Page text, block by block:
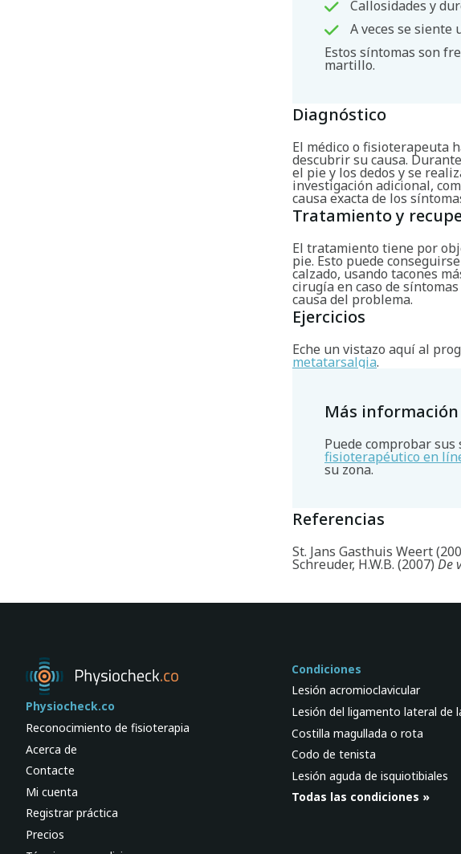
Buscar
Callosidades y
A veces se siente
Estos síntomas son
martillo.
Diagnóstico
El médico o fisioterapeuta
descubrir su causa.
el pie y los dedos y se
investigación adicional,
causa exacta de los
Tratamiento y
El tratamiento tiene por
pie. Esto puede
calzado, usando tacones
cirugía en caso de
causa del problema.
Ejercicios
Eche un vistazo aquí al
metatarsalgia.
Más información
Puede comprobar
fisioterapéutico en
su zona.
Referencias
St. Jans Gasthuis Weert
Schreuder, H.W.B. (2007) De
Physiocheck.co
Reconocimiento de fisioterapia
Acerca de
Contacte
Mi cuenta
Registrar práctica
Precios
Condiciones
Lesión acromioclavicular
Lesión del ligamento lateral de
Costilla magullada o rota
Codo de tenista
Lesión aguda de isquiotibiales
Todas las condiciones »